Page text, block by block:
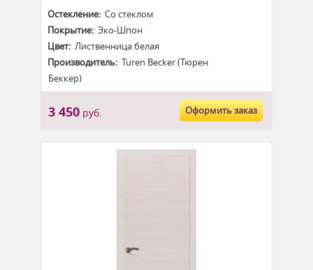
Остекление:Со стеклом
Покрытие:Эко-Шпон
Цвет:Лиственница белая
Производитель:Turen Becker (Тюрен
Беккер)
3 450руб. Оформить заказ